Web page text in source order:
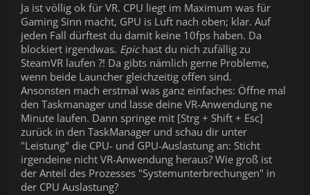
Ja ist völlig ok für VR. CPU liegt im Maximum was für
Gaming Sinn macht, GPU is Luft nach oben; klar. Auf
jeden Fall dürftest du damit keine 10fps haben. Da
blockiert irgendwas. Epichast du nich zufällig zu
SteamVR laufen ?! Da gibts nämlich gerne Probleme,
wenn beide Launcher gleichzeitig offen sind.
Ansonsten mach erstmal was ganz einfaches: Öffne mal
den Taskmanager und lasse deine VR-Anwendung ne
Minute laufen. Dann springe mit [Strg + Shift + Esc]
zurück in den TaskManager und schau dir unter
"Leistung" die CPU- und GPU-Auslastung an: Sticht
irgendeine nicht VR-Anwendung heraus? Wie groß ist
der Anteil des Prozesses "Systemunterbrechungen" in
der CPU Auslastung?